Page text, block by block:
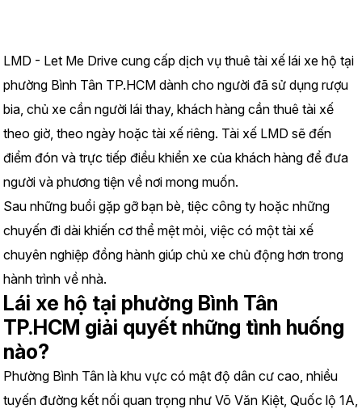
LMD - Let Me Drive cung cấp dịch vụ thuê tài xế lái xe hộ tại
phường Bình Tân TP.HCM dành cho người đã sử dụng rượu
bia, chủ xe cần người lái thay, khách hàng cần thuê tài xế
theo giờ, theo ngày hoặc tài xế riêng. Tài xế LMD sẽ đến
điểm đón và trực tiếp điều khiển xe của khách hàng để đưa
người và phương tiện về nơi mong muốn.
Sau những buổi gặp gỡ bạn bè, tiệc công ty hoặc những
chuyến đi dài khiến cơ thể mệt mỏi, việc có một tài xế
chuyên nghiệp đồng hành giúp chủ xe chủ động hơn trong
hành trình về nhà.
Lái xe hộ tại phường Bình Tân
TP.HCM giải quyết những tình huống
nào?
Phường Bình Tân là khu vực có mật độ dân cư cao, nhiều
tuyến đường kết nối quan trọng như Võ Văn Kiệt, Quốc lộ 1A,